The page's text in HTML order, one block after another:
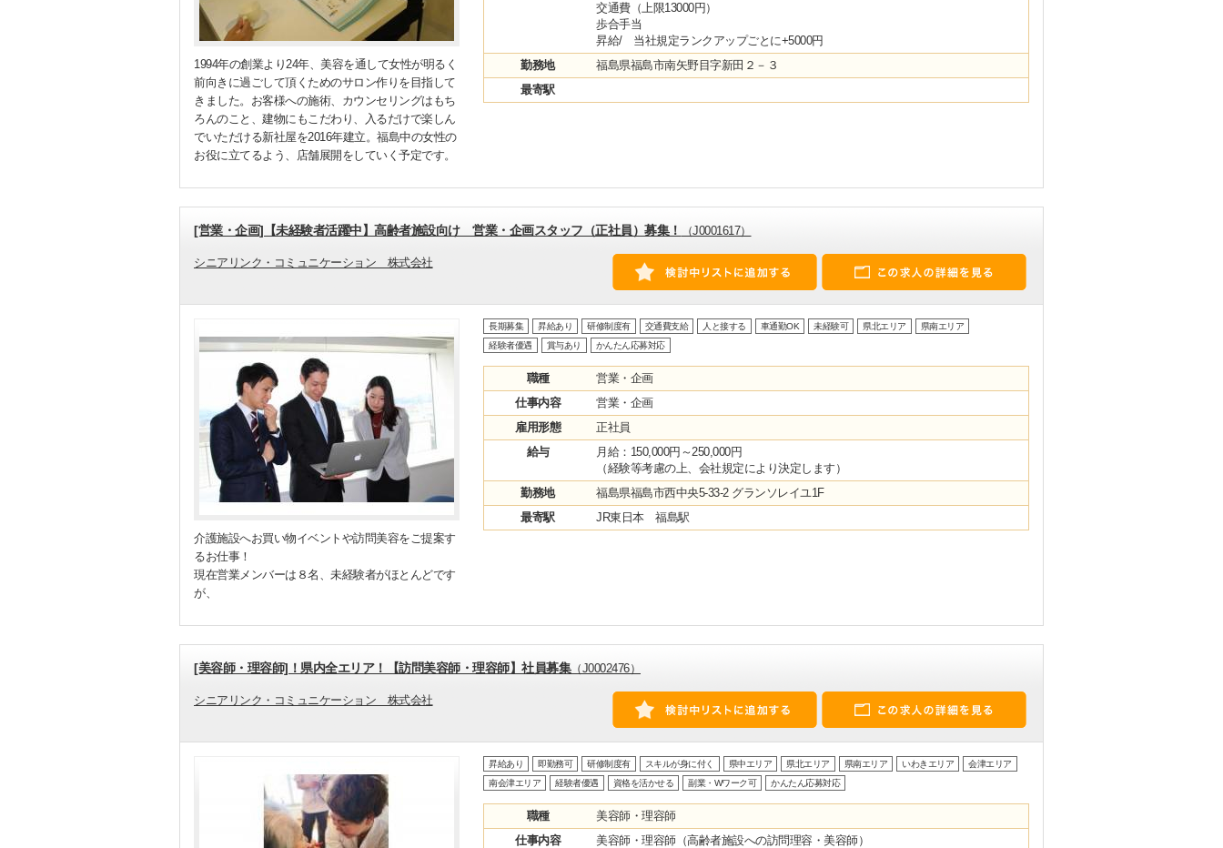
1994年の創業より24年、美容を通して女性が明るく
前向きに過ごして頂くためのサロン作りを目指して
きました。お客様への施術、カウンセリングはもち
ろんのこと、建物にもこだわり、入るだけで楽しん
でいただける新社屋を2016年建立。福島中の女性の
お役に立てるよう、店舗展開をしていく予定です。
交通費（上限13000円）
歩合手当
昇給/ 当社規定ランクアップごとに+5000円
勤務地
福島県福島市南矢野目字新田２－３
最寄駅
[営業・企画]【未経験者活躍中】高齢者施設向け 営業・企画スタッフ（正社員）募集！ （J0001617）
シニアリンク・コミュニケーション 株式会社
介護施設へお買い物イベントや訪問美容をご提案す
るお仕事！
現在営業メンバーは８名、未経験者がほとんどです
が、
長期募集 昇給あり 研修制度有 交通費支給 人と接する 車通勤OK 未経験可 県北エリア
県南エリア
経験者優遇
賞与あり かんたん応募対応
職種
営業・企画
仕事内容
営業・企画
雇用形態
正社員
給与
月給：150,000円～250,000円
（経験等考慮の上、会社規定により決定します）
勤務地
福島県福島市西中央5-33-2 グランソレイユ1F
最寄駅
JR東日本 福島駅
[美容師・理容師]！県内全エリア！【訪問美容師・理容師】社員募集（J0002476）
シニアリンク・コミュニケーション 株式会社
昇給あり 即勤務可 研修制度有 スキルが身に付く 県中エリア 県北エリア 県南エリア いわきエリア
会津エリア
南会津エリア
経験者優遇 資格を活かせる 副業・Wワーク可 かんたん応募対応
職種
美容師・理容師
仕事内容
美容師・理容師（高齢者施設への訪問理容・美容師）